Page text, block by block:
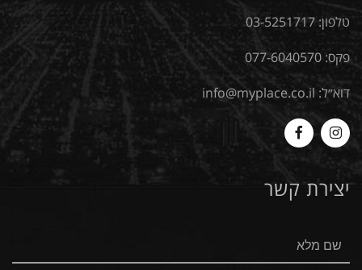
טלפון:03-5251717
פקס: 077-6040570
דוא״ל: info@myplace.co.il
Myplace
-
Instagram
MyPlace
Facebook
יצירת קשר